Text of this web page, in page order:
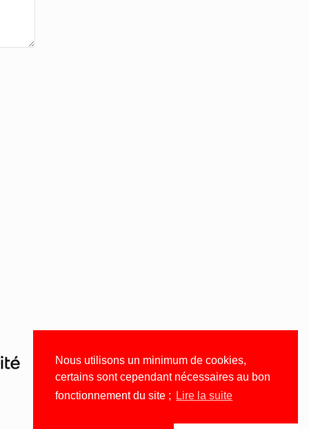
Nous utilisons un minimum de cookies,
certains sont cependant nécessaires au bon
fonctionnement du site ;
Lire la suite